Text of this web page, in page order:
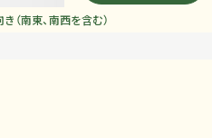
（南東、南西を含む）